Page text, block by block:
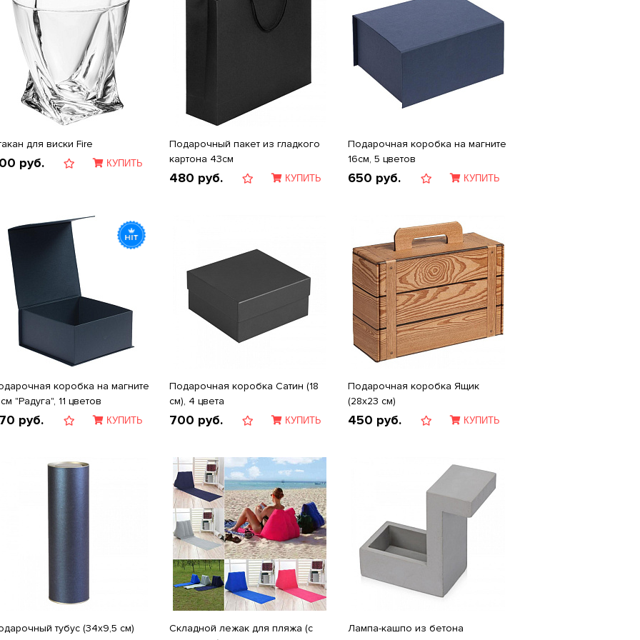
для виски Fire
руб. КУПИТЬ
Подарочный пакет из гладкого
картона 43см
480 руб. КУПИТЬ
Подарочная коробка на магните
16см, 5 цветов
650 руб. КУПИТЬ
коробка на магните
"Радуга", 11 цветов
руб. КУПИТЬ
Подарочная коробка Сатин (18
см), 4 цвета
700 руб. КУПИТЬ
Подарочная коробка Ящик
(28х23 см)
450 руб. КУПИТЬ
тубус (34х9,5 см)
Складной лежак для пляжа (с
Лампа-кашпо из бетона